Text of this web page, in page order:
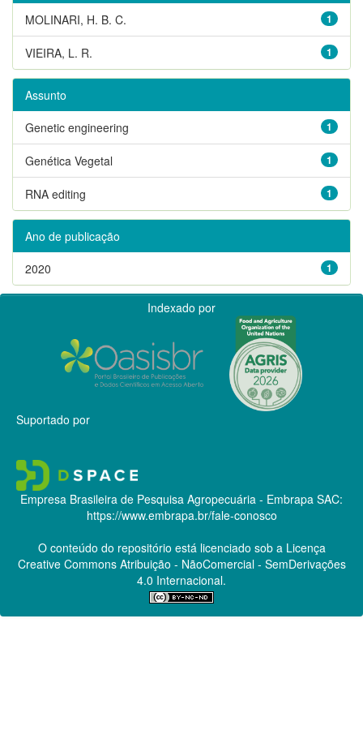
1
MOLINARI, H. B. C.
1
VIEIRA, L. R.
Assunto
1
Genetic engineering
1
Genética Vegetal
1
RNA editing
Ano de publicação
1
2020
Indexado por
Suportado por
Empresa Brasileira de Pesquisa Agropecuária - Embrapa SAC:
https://www.embrapa.br/fale-conosco
O conteúdo do repositório está licenciado sob a Licença
Creative CommonsAtribuição - NãoComercial - SemDerivações
4.0 Internacional.